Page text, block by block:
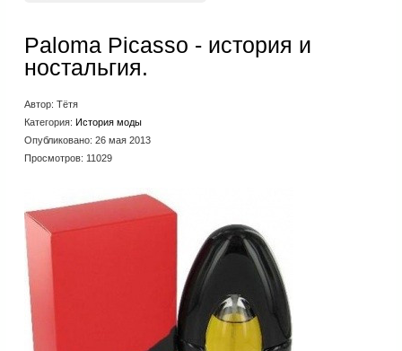
Paloma Picasso - история и
ностальгия.
Автор: Тётя
Категория: История моды
Опубликовано: 26 мая 2013
Просмотров: 11029